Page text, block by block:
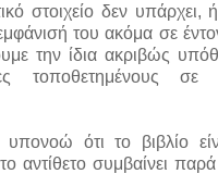
στοιχείο δεν υπάρχει,
εμφάνισή του ακόμα σε
την ίδια ακριβώς
τοποθετημένους
ότι το βιβλίο
αντίθετο συμβαίνει